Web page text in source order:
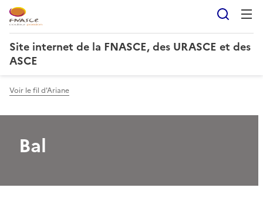
Site internet de la FNASCE, des URASCE et des
ASCE
Voir le fil d'Ariane
Bal